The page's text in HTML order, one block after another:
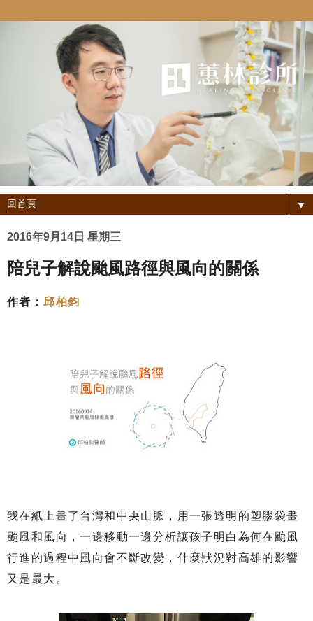
▼
2016年9月14日 星期三
陪兒子解說颱風路徑與風向的關係
作者：邱柏鈞
我在紙上畫了台灣和中央山脈，用一張透明的塑膠袋畫
颱風和風向，一邊移動一邊分析讓孩子明白為何在颱風
行進的過程中風向會不斷改變，什麼狀況對高雄的影響
又是最大。